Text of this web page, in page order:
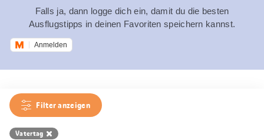
Falls ja, dann logge dich ein, damit du die besten
Ausflugstipps in deinen Favoriten speichern kannst.
Anmelden
Filter anzeigen
Vatertag